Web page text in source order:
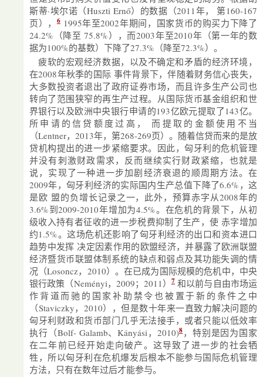
斯蒂·埃尔诺（Huszti Ernő）的数据（2011年， 第160-167
页）， 61995年至2002年期间，国家货币的购买力下降了
24.2%（降至 75.8%），而2003年至2010年（第一年的数
据为100%的基数）下降了27.3%（降至72.3%）。
疲软的宏观经济数据，以及不确定和矛盾的经济环境，
在2008年秋季的国际 事件背景下，伴随着财务信心丧失，
大多数投资者退出了政府证券市场，而且许多生产公司也
转向了范围狭窄的再生产过程。从国际货币基金组织和世
界银行以及欧洲中央银行申请的193亿欧元提取了143亿。
所申请的信贷额度过高， 而提取的金额使用不当
（Lentner，2013年，第268-269页）。随着信贷而来的是放
贷机构提出的进一步紧缩要求。因此，匈牙利的危机管理
并没有刺激财政需求，反而继续实行财政紧缩，也就是
说，实现了一种进一步加剧经济衰退的顺周期方法。在
2009年，匈牙利经济的实际国内生产总值下降了6.6%，这
是欧 盟的负增长记录之一，此外，预算赤字从2008年的
3.6%到2009-2010年增加为4.5%。在危机的背景下，从初
级收入持有者征收的进一步税费抑制了生产，使 赤字增加
约1.5%。这场危机还影响了匈牙利经济的出口和资本进口
趋势中发挥 决定因素作用的欧盟经济，并暴露了欧洲联盟
经济暨货币联盟体制系统的缺点和弱点及其功能失调的情
况（Losoncz，2010）。在已成为国际规模的危机中，中央
银行政策（Neményi，2009；2011） 7 和以前与自由市场运
作背道而驰的国家补助禁令也被置于新的条件之中
（Staviczky，2010），但是数十年来一直致力解决问题的
匈牙利财政和货币部门几乎无法接手，或者只能以低效率
执行（Bolf- Galamb、Kányási，2010)8，特别是因为国家
在二年前已经开始走向破产。这导致了进一步的社会牺
牲，所以匈牙利在危机爆发后根本不能参与国际危机管理
方法，只有在数年过后才能参与。